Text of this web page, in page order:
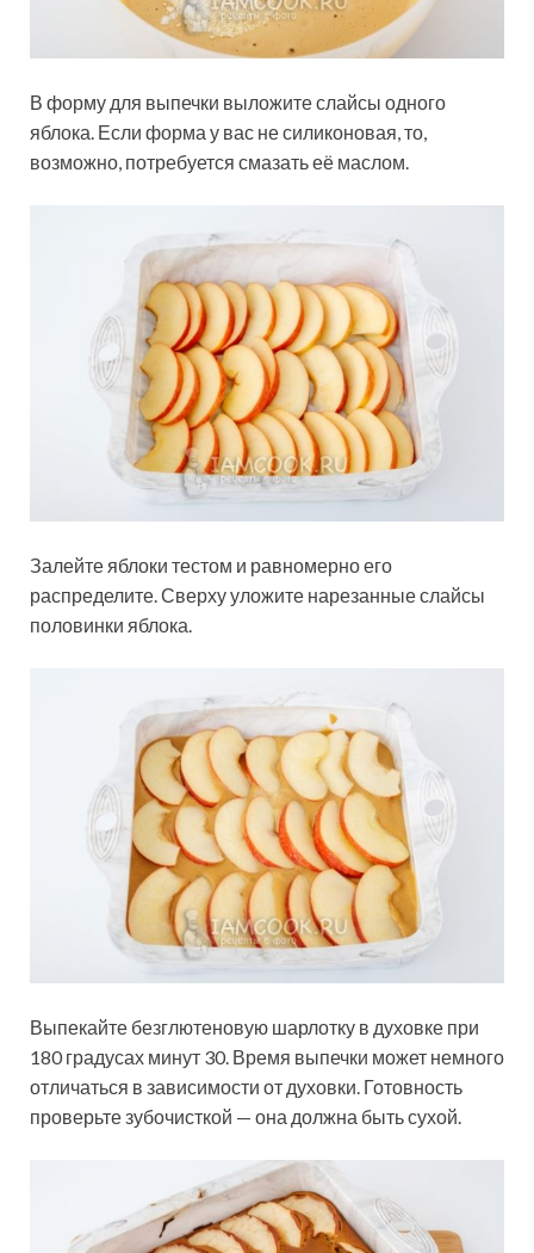
В форму для выпечки выложите слайсы одного
яблока. Если форма у вас не силиконовая, то,
возможно, потребуется смазать её маслом.
Залейте яблоки тестом и равномерно его
распределите. Сверху уложите нарезанные слайсы
половинки яблока.
Выпекайте безглютеновую шарлотку в духовке при
180 градусах минут 30. Время выпечки может немного
отличаться в зависимости от духовки. Готовность
проверьте зубочисткой — она должна быть сухой.